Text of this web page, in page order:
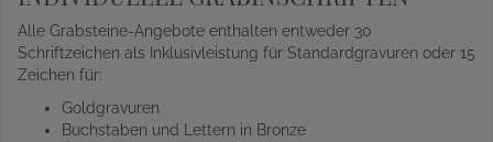
Alle Grabsteine-Angebote enthalten entweder 30
Schriftzeichen als Inklusivleistung für Standardgravuren oder 15
Zeichen für:
Goldgravuren
Buchstaben und Lettern in Bronze